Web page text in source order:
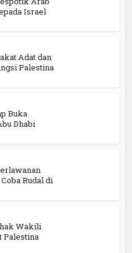
Israel
Adat dan
Palestina
Buka
Dhabi
Rudal di
Wakili
Palestina